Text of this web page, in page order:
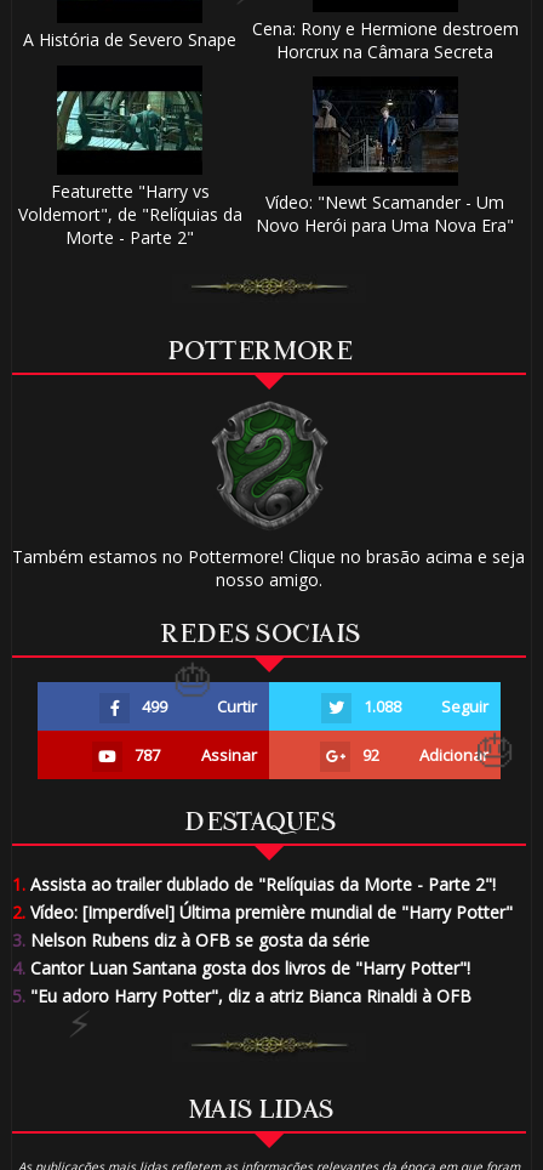
A História de Severo Snape
Cena: Rony e Hermione destroem
Horcrux na Câmara Secreta
Featurette "Harry vs
Voldemort", de "Relíquias da
Morte - Parte 2"
Vídeo: "Newt Scamander - Um
Novo Herói para Uma Nova Era"
POTTERMORE
Também estamos no Pottermore! Clique no brasão acima e seja
nosso amigo.
REDES SOCIAIS
499 Curtir 1.088 Seguir
787 Assinar 92 Adicionar
DESTAQUES
1.Assista ao trailer dublado de "Relíquias da Morte - Parte 2"!
2.Vídeo: [Imperdível] Última première mundial de "Harry Potter"
3.Nelson Rubens diz à OFB se gosta da série
4.Cantor Luan Santana gosta dos livros de "Harry Potter"!
5."Eu adoro Harry Potter", diz a atriz Bianca Rinaldi à OFB
MAIS LIDAS